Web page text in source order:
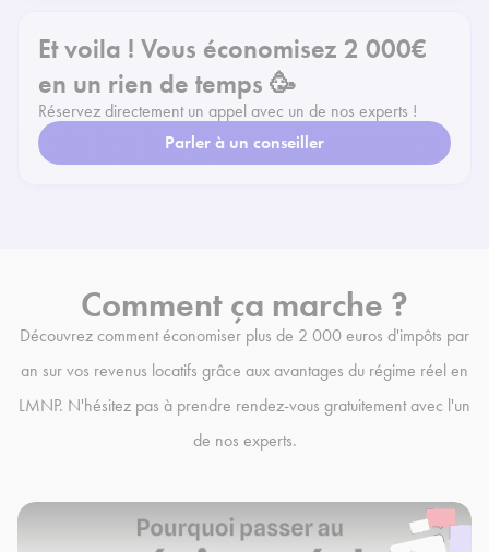
Et voila ! Vous économisez 2 000€
en un rien de temps 🥳
Réservez directement un appel avec un de nos experts !
Parler à un conseiller
Comment ça marche ?
Découvrez comment économiser plus de 2 000 euros d'impôts par
an sur vos revenus locatifs grâce aux avantages du régime réel en
LMNP. N'hésitez pas à prendre rendez-vous gratuitement avec l'un
de nos experts.
Play Video